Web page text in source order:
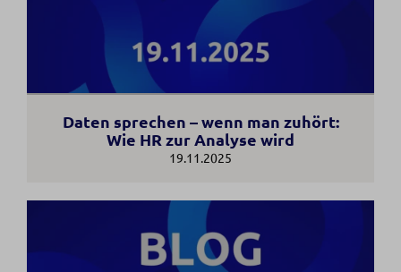
Daten sprechen – wenn man zuhört:
Wie HR zur Analyse wird
19.11.2025